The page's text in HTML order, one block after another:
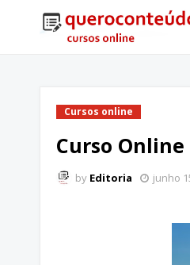
Cursos online
Curso Online
by Editoria junho